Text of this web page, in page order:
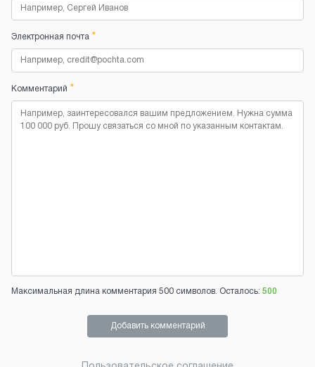
Электронная почта *
Комментарий *
Максимальная длина комментария 500 символов. Осталось: 500
Добавить комментарий